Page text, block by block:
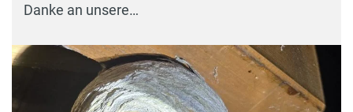
Danke an unsere…